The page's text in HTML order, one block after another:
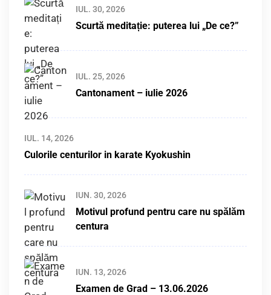
IUL. 30, 2026
Scurtă meditație: puterea lui „De ce?”
IUL. 25, 2026
Cantonament – iulie 2026
IUL. 14, 2026
Culorile centurilor in karate Kyokushin
IUN. 30, 2026
Motivul profund pentru care nu spălăm
centura
IUN. 13, 2026
Examen de Grad – 13.06.2026